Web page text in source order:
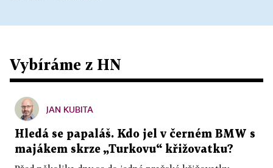
Vybíráme z HN
JAN KUBITA
Hledá se papaláš. Kdo jel v černém BMW s
majákem skrze „Turkovu“ křižovatku?